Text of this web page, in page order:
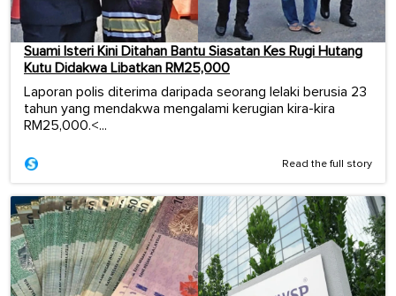
Suami Isteri Kini Ditahan Bantu Siasatan Kes Rugi Hutang
Kutu Didakwa Libatkan RM25,000
Laporan polis diterima daripada seorang lelaki berusia 23
tahun yang mendakwa mengalami kerugian kira-kira
RM25,000.<...
Read the full story